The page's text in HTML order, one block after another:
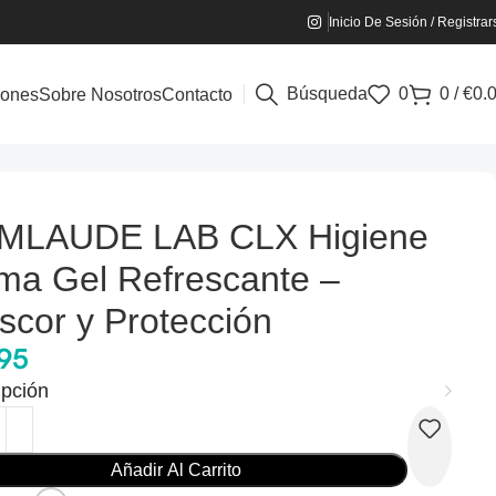
Inicio De Sesión /
Sobre NosotrosContacto Búsqueda 0 0 / €
LAB CLX Higiene
Gel Refrescante –
y Protección
Añadir Al Carrito